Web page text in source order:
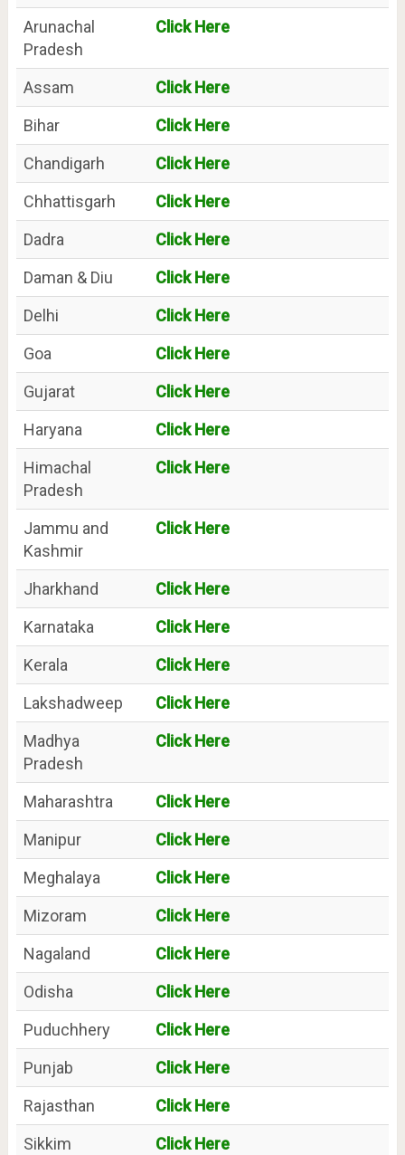
Arunachal
Pradesh
Click Here
Assam
Click Here
Bihar
Click Here
Chandigarh
Click Here
Chhattisgarh
Click Here
Dadra
Click Here
Daman & Diu
Click Here
Delhi
Click Here
Goa
Click Here
Gujarat
Click Here
Haryana
Click Here
Himachal
Pradesh
Click Here
Jammu and
Kashmir
Click Here
Jharkhand
Click Here
Karnataka
Click Here
Kerala
Click Here
Lakshadweep
Click Here
Madhya
Pradesh
Click Here
Maharashtra
Click Here
Manipur
Click Here
Meghalaya
Click Here
Mizoram
Click Here
Nagaland
Click Here
Odisha
Click Here
Puduchhery
Click Here
Punjab
Click Here
Rajasthan
Click Here
Sikkim
Click Here